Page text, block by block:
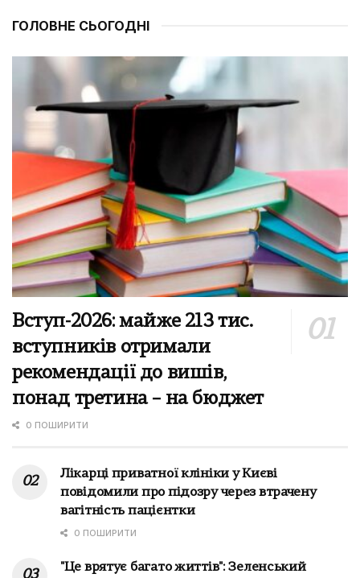
ГОЛОВНЕ СЬОГОДНІ
Вступ-2026: майже 213 тис.
вступників отримали
рекомендації до вишів,
понад третина – на бюджет
0 ПОШИРИТИ
Лікарці приватної клініки у Києві
повідомили про підозру через втрачену
вагітність пацієнтки
0 ПОШИРИТИ
"Це врятує багато життів": Зеленський